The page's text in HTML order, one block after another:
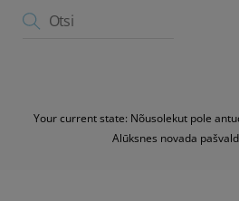
Your current state: Nõusolekut pole
Alūksnes novada